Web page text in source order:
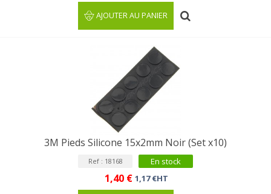
AJOUTER AU PANIER
3M Pieds Silicone 15x2mm Noir (Set x10)
Ref : 18168 En stock
1,40 € 1,17 €HT